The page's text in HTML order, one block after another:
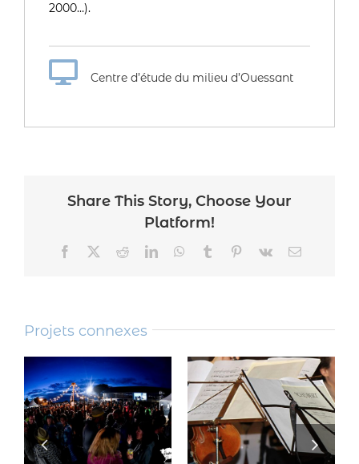
2000…).
Centre d’étude du milieu d’Ouessant
Share This Story, Choose Your
Platform!
Facebook
TwitterRedditLinkedInWhatsApp
Tumblr Pinterest
Vk Email
Projets connexes